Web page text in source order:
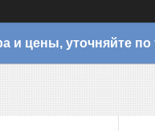
и цены, уточняйте по